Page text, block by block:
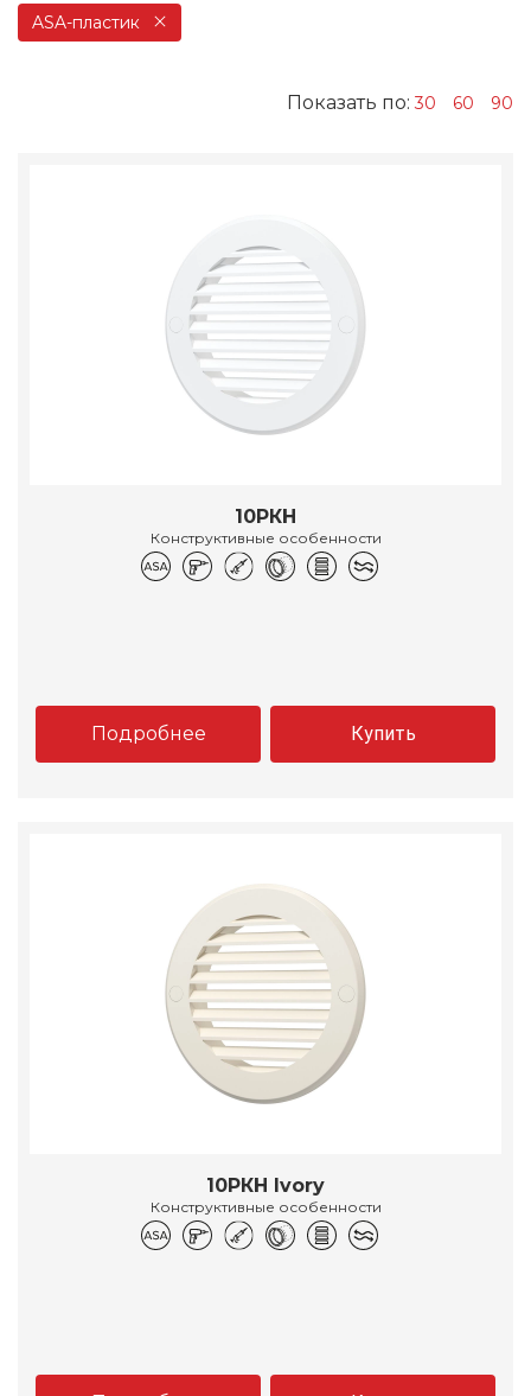
ASA-пластик
Показать по:30 60 90
10РКН
Конструктивные особенности
Подробнее Купить
10РКН Ivory
Конструктивные особенности